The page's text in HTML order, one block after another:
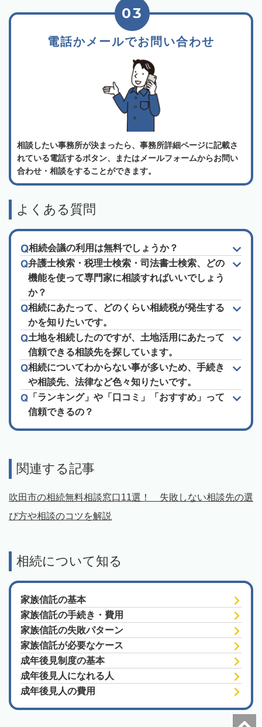
電話かメールでお問い合わせ
03
相談したい事務所が決まったら、事務所詳細ページに記載さ
れている電話するボタン、またはメールフォームからお問い
合わせ・相談をすることができます。
よくある質問
相続会議の利用は無料でしょうか？
弁護士検索・税理士検索・司法書士検索、どの
機能を使って専門家に相談すればいいでしょう
か？
相続にあたって、どのくらい相続税が発生する
かを知りたいです。
土地を相続したのですが、土地活用にあたって
信頼できる相談先を探しています。
相続についてわからない事が多いため、手続き
や相談先、法律など色々知りたいです。
「ランキング」や「口コミ」「おすすめ」って
信頼できるの？
関連する記事
吹田市の相続無料相談窓口11選！ 失敗しない相談先の選
び方や相談のコツを解説
相続について知る
家族信託の基本
家族信託の手続き・費用
家族信託の失敗パターン
家族信託が必要なケース
成年後見制度の基本
成年後見人になれる人
成年後見人の費用